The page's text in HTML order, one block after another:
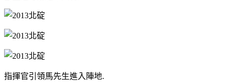
指揮官引領馬先生進入陣地.